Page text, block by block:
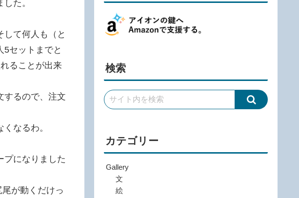
た。
て何人も（と
セットまでと
ることが出来
するので、注文
なるわ。
になりました
が動くだけっ
検索
カテゴリー
Gallery
文
絵